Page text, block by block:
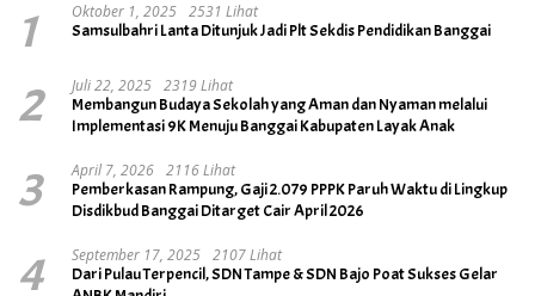
1 Oktober 1, 2025 2531 Lihat
Samsulbahri Lanta Ditunjuk Jadi Plt Sekdis Pendidikan Banggai
2 Juli 22, 2025 2319 Lihat
Membangun Budaya Sekolah yang Aman dan Nyaman melalui
Implementasi 9K Menuju Banggai Kabupaten Layak Anak
3 April 7, 2026 2116 Lihat
Pemberkasan Rampung, Gaji 2.079 PPPK Paruh Waktu di Lingkup
Disdikbud Banggai Ditarget Cair April 2026
4 September 17, 2025 2107 Lihat
Dari Pulau Terpencil, SDN Tampe & SDN Bajo Poat Sukses Gelar